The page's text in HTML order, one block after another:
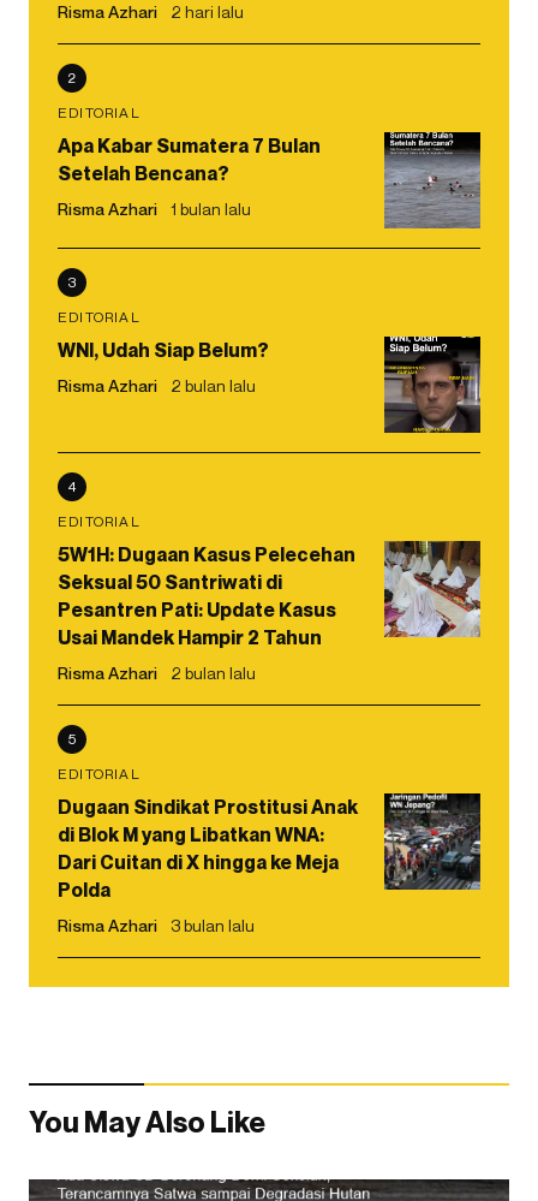
Risma Azhari 2 hari lalu
2
EDITORIAL
Apa Kabar Sumatera 7 Bulan
Setelah Bencana?
Risma Azhari 1 bulan lalu
3
EDITORIAL
WNI, Udah Siap Belum?
Risma Azhari 2 bulan lalu
4
EDITORIAL
5W1H: Dugaan Kasus Pelecehan
Seksual 50 Santriwati di
Pesantren Pati: Update Kasus
Usai Mandek Hampir 2 Tahun
Risma Azhari 2 bulan lalu
5
EDITORIAL
Dugaan Sindikat Prostitusi Anak
di Blok M yang Libatkan WNA:
Dari Cuitan di X hingga ke Meja
Polda
Risma Azhari 3 bulan lalu
You May Also Like